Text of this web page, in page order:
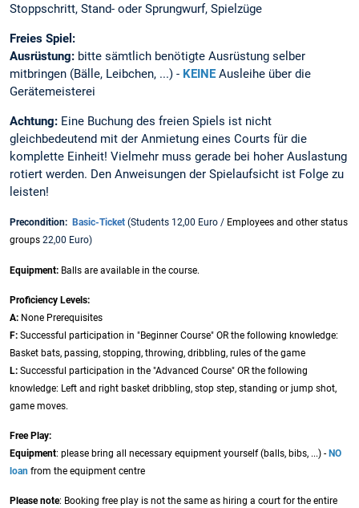
Stoppschritt, Stand- oder Sprungwurf, Spielzüge
Freies Spiel:
Ausrüstung: bitte sämtlich benötigte Ausrüstung selber
mitbringen (Bälle, Leibchen, ...) - KEINE Ausleihe über die
Gerätemeisterei
Achtung: Eine Buchung des freien Spiels ist nicht
gleichbedeutend mit der Anmietung eines Courts für die
komplette Einheit! Vielmehr muss gerade bei hoher Auslastung
rotiert werden. Den Anweisungen der Spielaufsicht ist Folge zu
leisten!
Precondition: Basic-Ticket (Students 12,00 Euro / Employees and other status
groups 22,00 Euro)
Equipment: Balls are available in the course.
Proficiency Levels:
A: None Prerequisites
F: Successful participation in "Beginner Course" OR the following knowledge:
Basket bats, passing, stopping, throwing, dribbling, rules of the game
L: Successful participation in the "Advanced Course" OR the following
knowledge: Left and right basket dribbling, stop step, standing or jump shot,
game moves.
Free Play:
Equipment: please bring all necessary equipment yourself (balls, bibs, ...) - NO
loan from the equipment centre
Please note: Booking free play is not the same as hiring a court for the entire